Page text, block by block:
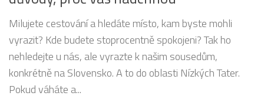
Milujete cestování a hledáte místo, kam byste mohli
vyrazit? Kde budete stoprocentně spokojeni? Tak ho
nehledejte u nás, ale vyrazte k našim sousedům,
konkrétně na Slovensko. A to do oblasti Nízkých Tater.
Pokud váháte a...